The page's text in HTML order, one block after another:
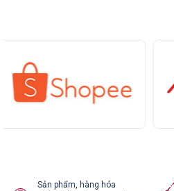
Sản phẩm, hàng hóa